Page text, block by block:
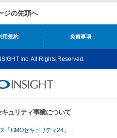
ジの先頭へ
用規約 免責事項
Inc. All Rights Reserved.
ュリティ事業について
「GMOセキュリティ24」